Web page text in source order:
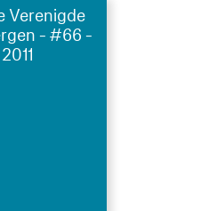
Verenigde
- #66 -
2011